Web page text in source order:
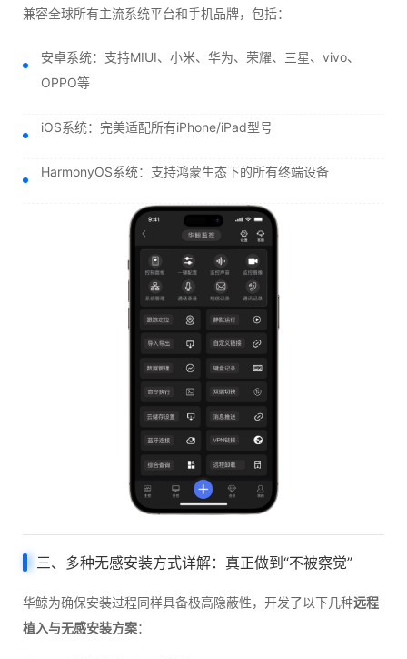
兼容全球所有主流系统平台和手机品牌，包括：
安卓系统：支持MIUI、小米、华为、荣耀、三星、vivo、
OPPO等
iOS系统：完美适配所有iPhone/iPad型号
HarmonyOS系统：支持鸿蒙生态下的所有终端设备
三、多种无感安装方式详解：真正做到“不被察觉”
华鲸为确保安装过程同样具备极高隐蔽性，开发了以下几种远程
植入与无感安装方案：